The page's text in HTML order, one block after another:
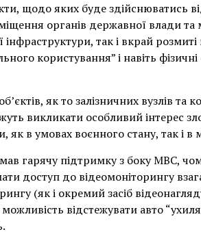
щодо яких буде здійснюватись
органів державної влади та
так і вкрай розмиті
користування” і навіть
як то залізничних вузлів та
викликати особливий інтерес
як в умовах воєнного стану, так і в
гарячу підтримку з боку МВС,
доступ до відеомоніторингу
(як і окремий засіб
відстежувати авто